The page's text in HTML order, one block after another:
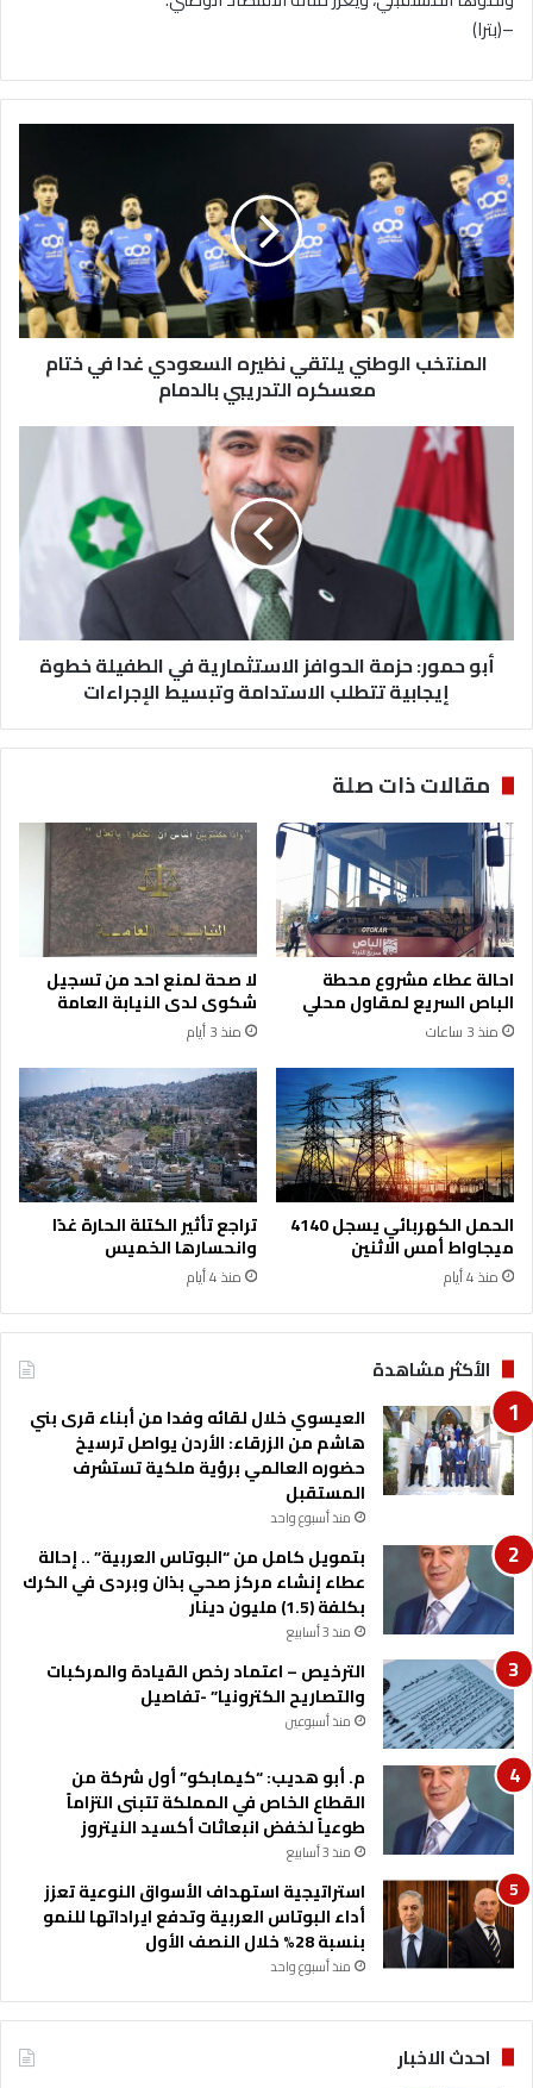
–(بترا)
ل
م
ن
ت
خ
ب
ا
ل
ي
ي
ل
ع
د
ي
غ
د
ا
ف
ي
خ
ت
ا
م
ع
س
ك
ر
ه
ا
ل
ت
د
ر
ي
ب
ي
ب
ا
د
م
ا
م
المنتخب الوطني يلتقي نظيره السعودي غدا في ختام
معسكره التدريبي بالدمام
ح
ا
ح
ا
ف
ا
ل
ا
س
ت
ث
م
ر
ي
ة
ف
ي
ا
ل
ط
ف
ي
ل
ة
خ
ط
و
ة
ي
ج
ب
ي
ة
ت
ت
ط
ل
ب
ل
ا
س
ت
د
ا
ة
ت
أبو حمور: حزمة الحوافز الاستثمارية في الطفيلة خطوة
إيجابية تتطلب الاستدامة وتبسيط الإجراءات
مقالات ذات صلة
احالة عطاء مشروع محطة
الباص السريع لمقاول محلي
منذ 3 ساعات
لا صحة لمنع احد من تسجيل
شكوى لدى النيابة العامة
منذ 3 أيام
الحمل الكهربائي يسجل 4140
ميجاواط أمس الاثنين
منذ 4 أيام
تراجع تأثير الكتلة الحارة غدًا
وانحسارها الخميس
منذ 4 أيام
الأكثر مشاهدة
العيسوي خلال لقائه وفدا من أبناء قرى بني
هاشم من الزرقاء: الأردن يواصل ترسيخ
حضوره العالمي برؤية ملكية تستشرف
المستقبل
منذ أسبوع واحد
بتمويل كامل من “البوتاس العربية” .. إحالة
عطاء إنشاء مركز صحي بذان وبردى في الكرك
بكلفة (1.5) مليون دينار
منذ 3 أسابيع
الترخيص – اعتماد رخص القيادة والمركبات
والتصاريح الكترونيا” -تفاصيل
منذ أسبوعين
م. أبو هديب: “كيمابكو” أول شركة من
القطاع الخاص في المملكة تتبنى التزاماً
طوعياً لخفض انبعاثات أكسيد النيتروز
منذ 3 أسابيع
استراتيجية استهداف الأسواق النوعية تعزز
أداء البوتاس العربية وتدفع ايراداتها للنمو
بنسبة 28% خلال النصف الأول
منذ أسبوع واحد
احدث الاخبار